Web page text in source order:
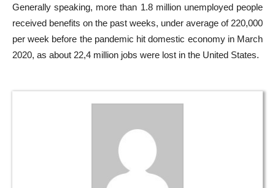
Generally speaking, more than 1.8 million unemployed people
received benefits on the past weeks, under average of 220,000
per week before the pandemic hit domestic economy in March
2020, as about 22,4 million jobs were lost in the United States.